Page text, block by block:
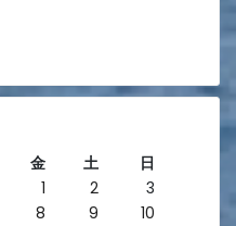
金 土
日
1
2
3
8 9
10